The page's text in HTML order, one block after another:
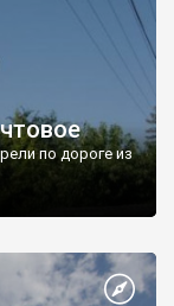
по дороге из